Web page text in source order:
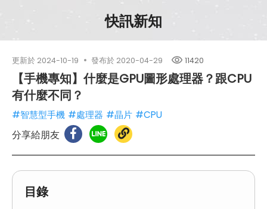
快訊新知
更新於 2024-10-19 發布於 2020-04-29 11420
【手機專知】什麼是GPU圖形處理器？跟CPU
有什麼不同？
#智慧型手機 #處理器 #晶片 #CPU
分享給朋友
目錄